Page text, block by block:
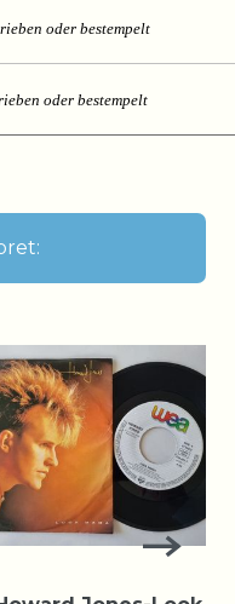
oder bestempelt
oder bestempelt